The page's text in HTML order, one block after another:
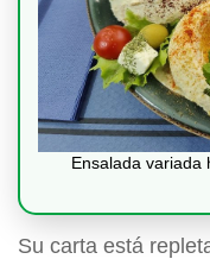
Ensalada variada
Su carta está